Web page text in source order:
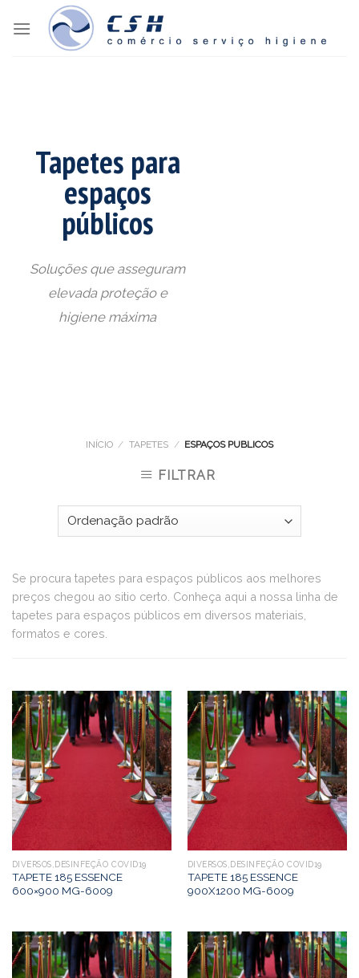
Tapetes para
espaços
públicos
Soluções que asseguram
elevada proteção e
higiene máxima
INÍCIO / TAPETES / ESPAÇOS PUBLICOS
FILTRAR
Se procura tapetes para espaços públicos aos melhores
preços chegou ao sitio certo. Conheça aqui a nossa linha de
tapetes para espaços públicos em diversos materiais,
formatos e cores.
DIVERSOS,DESINFEÇÃO COVID19
TAPETE 185 ESSENCE
600×900 MG-6009
DIVERSOS,DESINFEÇÃO COVID19
TAPETE 185 ESSENCE
900X1200 MG-6009